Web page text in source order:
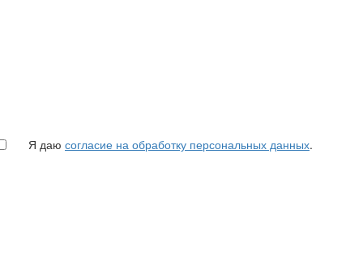
Я даю согласие на обработку персональных данных.